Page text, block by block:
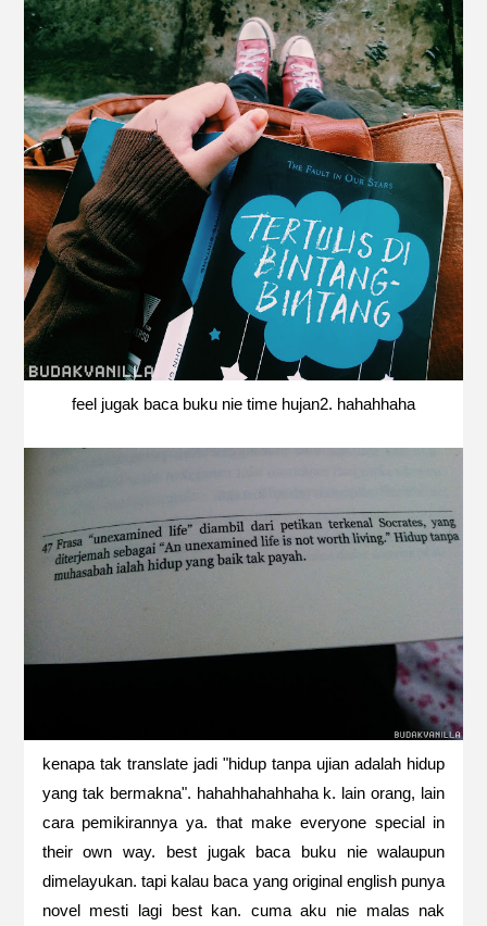
feel jugak baca buku nie time hujan2. hahahhaha
kenapa tak translate jadi "hidup tanpa ujian adalah hidup
yang tak bermakna". hahahhahahhaha k. lain orang, lain
cara pemikirannya ya. that make everyone special in
their own way. best jugak baca buku nie walaupun
dimelayukan. tapi kalau baca yang original english punya
novel mesti lagi best kan. cuma aku nie malas nak